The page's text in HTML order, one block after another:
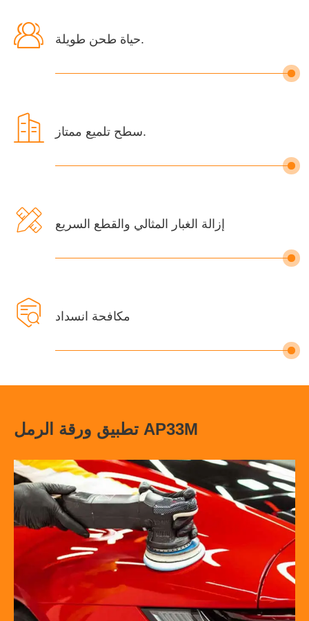
 حياة طحن طويلة.
 سطح تلميع ممتاز.
 إزالة الغبار المثالي والقطع السريع
 مكافحة انسداد
تطبيق ورقة الرمل AP33M